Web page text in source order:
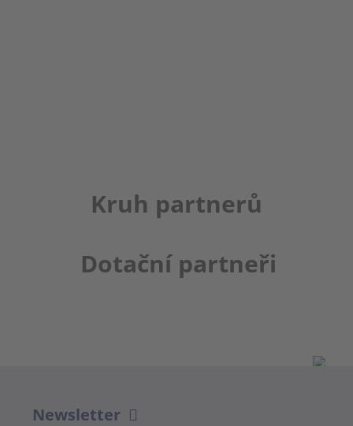
Kruh partnerů
Dotační partneři
Newsletter